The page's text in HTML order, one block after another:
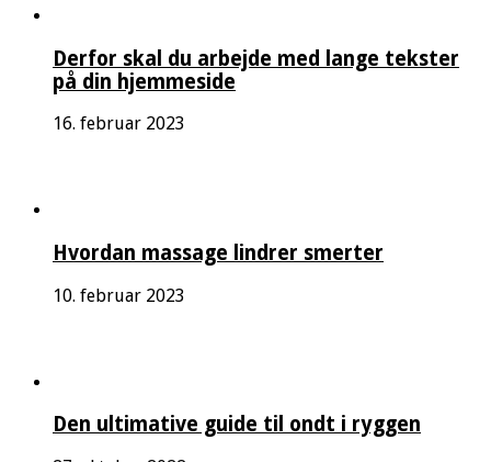
Derfor skal du arbejde med lange tekster
på din hjemmeside
16. februar 2023
Hvordan massage lindrer smerter
10. februar 2023
Den ultimative guide til ondt i ryggen